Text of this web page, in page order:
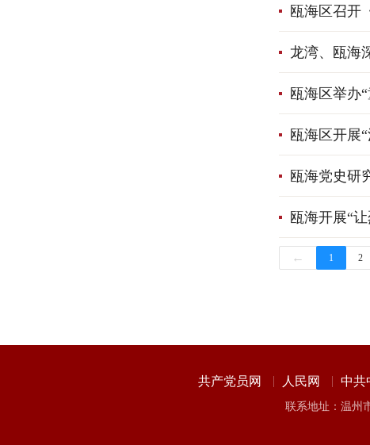
瓯海区召开
龙湾、瓯海
瓯海区举办
瓯海区开展
瓯海党史研
瓯海开展“
← 1 2
共产党员网 人民网 中共
联系地址：温州